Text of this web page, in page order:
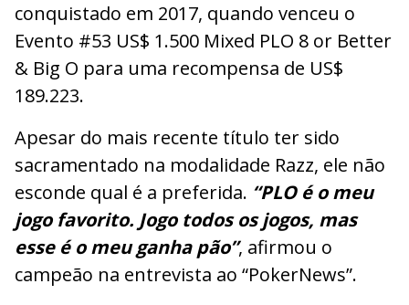
conquistado em 2017, quando venceu o
Evento #53 US$ 1.500 Mixed PLO 8 or Better
& Big O para uma recompensa de US$
189.223.
Apesar do mais recente título ter sido
sacramentado na modalidade Razz, ele não
esconde qual é a preferida. “PLO é o meu
jogo favorito. Jogo todos os jogos, mas
esse é o meu ganha pão”, afirmou o
campeão na entrevista ao “PokerNews”.